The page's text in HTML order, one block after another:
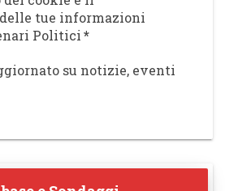
tue informazioni
Politici*
su notizie, eventi